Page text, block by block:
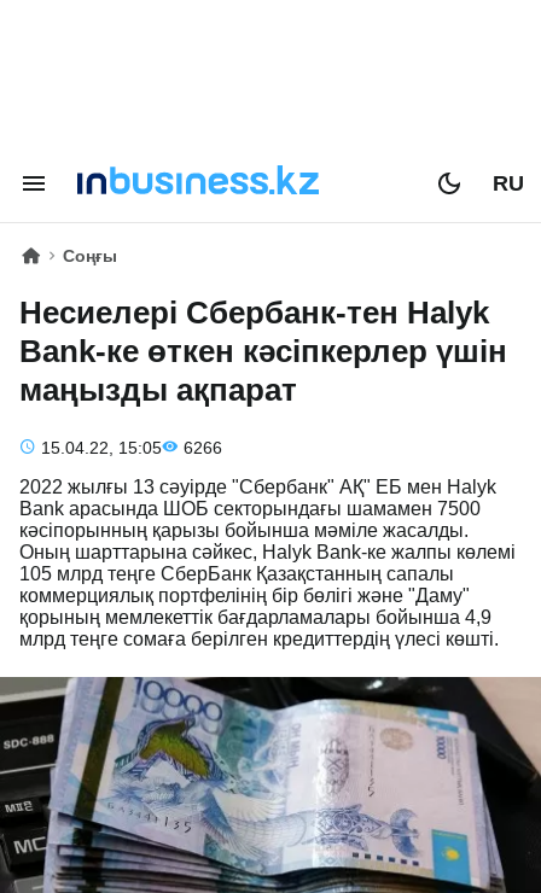
RU
Соңғы
Несиелері Сбербанк-тен Halyk
Bank-ке өткен кәсіпкерлер үшін
маңызды ақпарат
15.04.22, 15:05 6266
2022 жылғы 13 сәуірде "Сбербанк" АҚ" ЕБ мен Halyk
Bank арасында ШОБ секторындағы шамамен 7500
кәсіпорынның қарызы бойынша мәміле жасалды.
Оның шарттарына сәйкес, Halyk Bank-ке жалпы көлемі
105 млрд теңге СберБанк Қазақстанның сапалы
коммерциялық портфелінің бір бөлігі және "Даму"
қорының мемлекеттік бағдарламалары бойынша 4,9
млрд теңге сомаға берілген кредиттердің үлесі көшті.